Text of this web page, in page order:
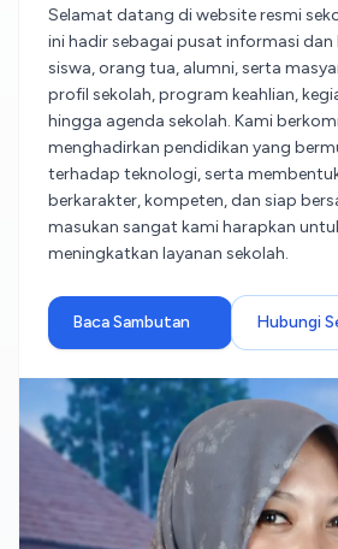
Selamat datang di website resmi
ini hadir sebagai pusat informasi dan
siswa, orang tua, alumni, serta
profil sekolah, program keahlian,
hingga agenda sekolah. Kami
menghadirkan pendidikan yang
terhadap teknologi, serta
berkarakter, kompeten, dan siap
masukan sangat kami harapkan
meningkatkan layanan sekolah.
Baca Sambutan Hubungi